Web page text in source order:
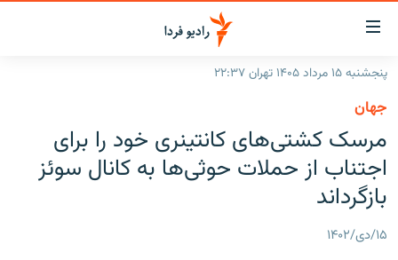
لینک‌های
قابلیت
دسترسی
بازگشت
منوی
اصلی
رفتن
صفحه
جهان
رادیو
پنجشنبه ۱۵ مرداد ۱۴۰۵ تهران ۲۲:۳۷
جهان
مرسک کشتی‌های کانتینری خود را برای
اجتناب از حملات حوثی‌ها به کانال سوئز
بازگرداند
۱۵/دی/۱۴۰۲